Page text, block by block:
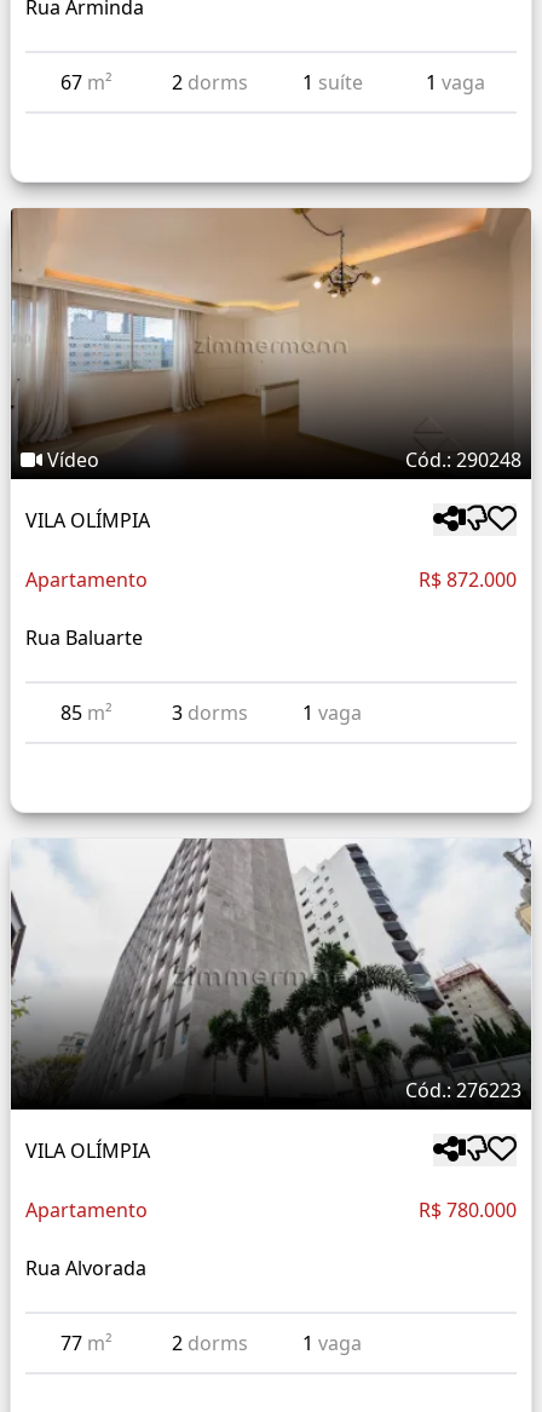
Rua Arminda
67 m² 2 dorms 1 suíte 1 vaga
Vídeo Cód.: 290248
VILA OLÍMPIA
Apartamento R$ 872.000
Rua Baluarte
85 m² 3 dorms 1vaga
Cód.: 276223
VILA OLÍMPIA
Apartamento R$ 780.000
Rua Alvorada
77 m² 2 dorms 1vaga